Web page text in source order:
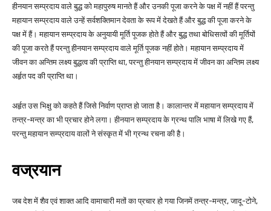
हीनयान सम्प्रदाय वाले बुद्ध को महापुरुष मानते हैं और उनकी पूजा करने के पक्ष में नहीं हैं परन्तु
महायान सम्प्रदाय वाले उन्हें सर्वशक्तिमान देवता के रूप में देखते हैं और बुद्ध की पूजा करने के
पक्ष में हैं। महायान सम्प्रदाय के अनुयायी मूर्ति पूजक होते हैं और बुद्ध तथा बोधिसत्वों की मूर्तियों
की पूजा करते हैं परन्तु हीनयान सम्प्रदाय वाले मूर्ति पूजक नहीं होते। महायान सम्प्रदाय में
जीवन का अन्तिम लक्ष्य बुद्धत्व की प्राप्ति था, परन्तु हीनयान सम्प्रदाय में जीवन का अन्तिम लक्ष्य
अर्हृत पद की प्राप्ति था।
अर्हृत उस भिक्षु को कहते हैं जिसे निर्वाण प्राप्त हो जाता है। कालान्तर में महायान सम्प्रदाय में
तन्त्र-मन्त्र का भी प्रचार होने लगा। हीनयान सम्प्रदाय के ग्रन्थ पालि भाषा में लिखे गए हैं,
परन्तु महायान सम्प्रदाय वालों ने संस्कृत में भी ग्रन्थ रचना की है।
वज्रयान
जब देश में शैव एवं शाक्त आदि वामाचारी मतों का प्रचार हो गया जिनमें तन्त्र-मन्त्र, जादू-टोने,